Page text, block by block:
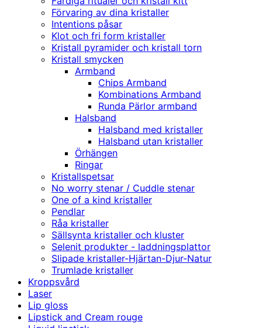
Förvaring av dina kristaller
Intentions påsar
Klot och fri form kristaller
Kristall pyramider och kristall torn
Kristall smycken
Armband
Chips Armband
Kombinations Armband
Runda Pärlor armband
Halsband
Halsband med kristaller
Halsband utan kristaller
Örhängen
Ringar
Kristallspetsar
No worry stenar / Cuddle stenar
One of a kind kristaller
Pendlar
Råa kristaller
Sällsynta kristaller och kluster
Selenit produkter - laddningsplattor
Slipade kristaller-Hjärtan-Djur-Natur
Trumlade kristaller
Kroppsvård
Laser
Lip gloss
Lipstick and Cream rouge